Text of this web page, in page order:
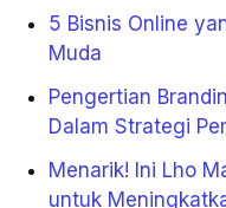
5 Bisnis Online
Muda
Pengertian
Dalam Strategi
Menarik! Ini Lho
untuk